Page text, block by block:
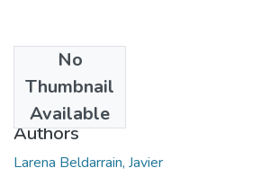
PoliciesNo
Thumbnail
Available
2009
Authors
Larena Beldarrain, Javier